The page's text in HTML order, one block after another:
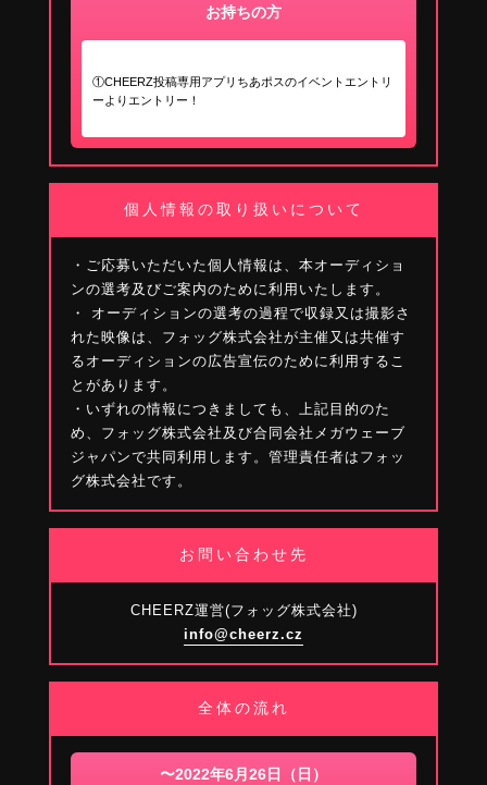
お持ちの方
①CHEERZ投稿専用アプリちあポスのイベントエントリ
ーよりエントリー！
個人情報の取り扱いについて
・ご応募いただいた個人情報は、本オーディショ
ンの選考及びご案内のために利用いたします。
・ オーディションの選考の過程で収録又は撮影さ
れた映像は、フォッグ株式会社が主催又は共催す
るオーディションの広告宣伝のために利用するこ
とがあります。
・いずれの情報につきましても、上記目的のた
め、フォッグ株式会社及び合同会社メガウェーブ
ジャパンで共同利用します。管理責任者はフォッ
グ株式会社です。
お問い合わせ先
CHEERZ運営(フォッグ株式会社)
info@cheerz.cz
全体の流れ
〜2022年6月26日（日）